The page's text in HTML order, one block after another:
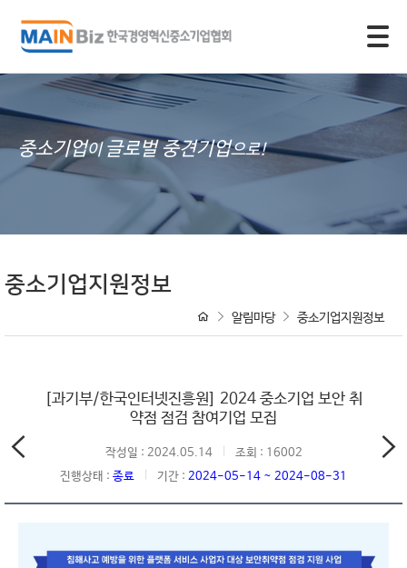
중소기업이 글로벌 중견기업으로!
중소기업지원정보
알림마당 중소기업지원정보
[과기부/한국인터넷진흥원] 2024 중소기업 보안 취
약점 점검 참여기업 모집
작성일 : 2024.05.14
조회 : 16002
진행상태 : 종료 기간 : 2024-05-14 ~ 2024-08-31